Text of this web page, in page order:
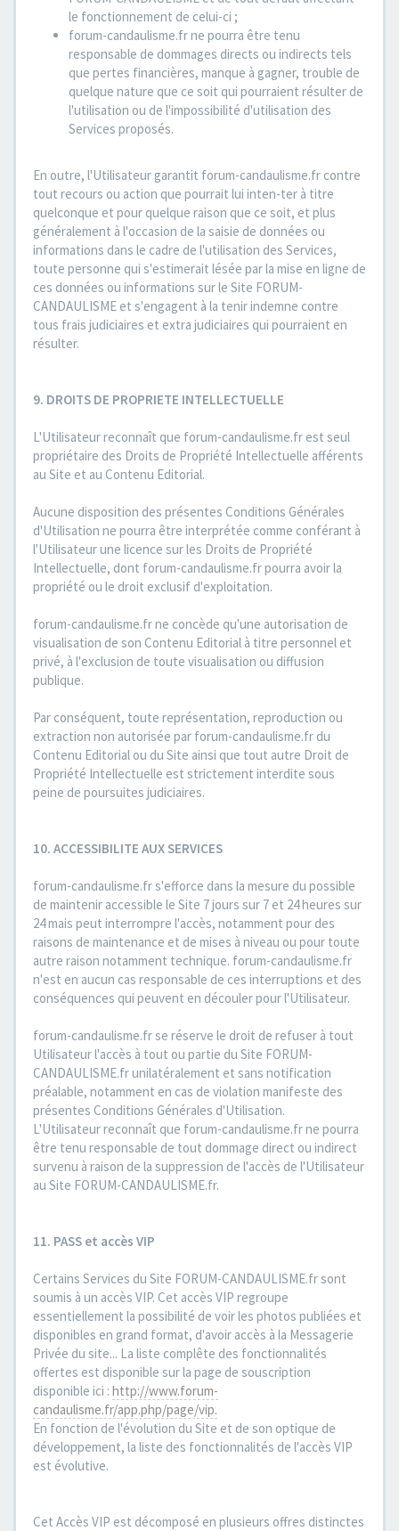
le fonctionnement de celui-ci ;
forum-candaulisme.fr ne pourra être tenu
responsable de dommages directs ou indirects tels
que pertes financières, manque à gagner, trouble de
quelque nature que ce soit qui pourraient résulter de
l'utilisation ou de l'impossibilité d'utilisation des
Services proposés.
En outre, l'Utilisateur garantit forum-candaulisme.fr contre
tout recours ou action que pourrait lui inten-ter à titre
quelconque et pour quelque raison que ce soit, et plus
généralement à l'occasion de la saisie de données ou
informations dans le cadre de l'utilisation des Services,
toute personne qui s'estimerait lésée par la mise en ligne de
ces données ou informations sur le Site FORUM-
CANDAULISME et s'engagent à la tenir indemne contre
tous frais judiciaires et extra judiciaires qui pourraient en
résulter.
9. DROITS DE PROPRIETE INTELLECTUELLE
L'Utilisateur reconnaît que forum-candaulisme.fr est seul
propriétaire des Droits de Propriété Intellectuelle afférents
au Site et au Contenu Editorial.
Aucune disposition des présentes Conditions Générales
d'Utilisation ne pourra être interprétée comme conférant à
l'Utilisateur une licence sur les Droits de Propriété
Intellectuelle, dont forum-candaulisme.fr pourra avoir la
propriété ou le droit exclusif d'exploitation.
forum-candaulisme.fr ne concède qu'une autorisation de
visualisation de son Contenu Editorial à titre personnel et
privé, à l'exclusion de toute visualisation ou diffusion
publique.
Par conséquent, toute représentation, reproduction ou
extraction non autorisée par forum-candaulisme.fr du
Contenu Editorial ou du Site ainsi que tout autre Droit de
Propriété Intellectuelle est strictement interdite sous
peine de poursuites judiciaires.
10. ACCESSIBILITE AUX SERVICES
forum-candaulisme.fr s'efforce dans la mesure du possible
de maintenir accessible le Site 7 jours sur 7 et 24 heures sur
24 mais peut interrompre l'accès, notamment pour des
raisons de maintenance et de mises à niveau ou pour toute
autre raison notamment technique. forum-candaulisme.fr
n'est en aucun cas responsable de ces interruptions et des
conséquences qui peuvent en découler pour l'Utilisateur.
forum-candaulisme.fr se réserve le droit de refuser à tout
Utilisateur l'accès à tout ou partie du Site FORUM-
CANDAULISME.fr unilatéralement et sans notification
préalable, notamment en cas de violation manifeste des
présentes Conditions Générales d'Utilisation.
L'Utilisateur reconnaît que forum-candaulisme.fr ne pourra
être tenu responsable de tout dommage direct ou indirect
survenu à raison de la suppression de l'accès de l'Utilisateur
au Site FORUM-CANDAULISME.fr.
11. PASS et accès VIP
Certains Services du Site FORUM-CANDAULISME.fr sont
soumis à un accès VIP. Cet accès VIP regroupe
essentiellement la possibilité de voir les photos publiées et
disponibles en grand format, d'avoir accès à la Messagerie
Privée du site... La liste complête des fonctionnalités
offertes est disponible sur la page de souscription
disponible ici : http://www.forum-
candaulisme.fr/app.php/page/vip.
En fonction de l'évolution du Site et de son optique de
développement, la liste des fonctionnalités de l'accès VIP
est évolutive.
Cet Accès VIP est décomposé en plusieurs offres distinctes